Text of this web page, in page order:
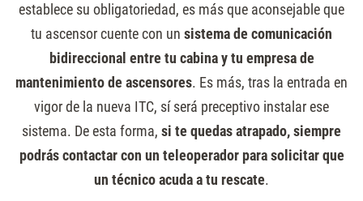
establece su obligatoriedad, es más que aconsejable que
tu ascensor cuente con un sistema de comunicación
bidireccional entre tu cabina y tu empresa de
mantenimiento de ascensores. Es más, tras la entrada en
vigor de la nueva ITC, sí será preceptivo instalar ese
sistema. De esta forma, si te quedas atrapado, siempre
podrás contactar con un teleoperador para solicitar que
un técnico acuda a tu rescate.